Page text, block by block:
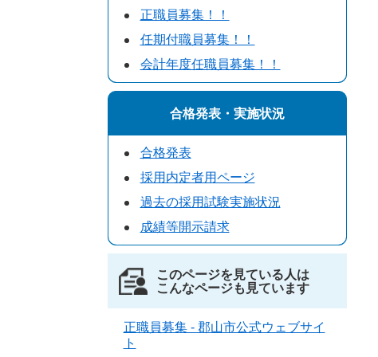
正職員募集！！
任期付職員募集！！
会計年度任職員募集！！
合格発表・実施状況
合格発表
採用内定者用ページ
過去の採用試験実施状況
成績等開示請求
このページを見ている人は
こんなページも見ています
正職員募集 - 郡山市公式ウェブサイ
ト